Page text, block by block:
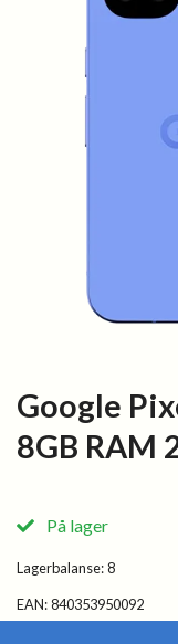
Google
8GB RAM
På lager
Lagerbalanse:8
EAN:840353950092